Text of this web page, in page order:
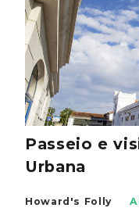
Passeio e
Urbana
Howard's Folly